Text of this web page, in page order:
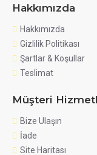
Hakkımızda
Hakkımızda
Gizlilik Politikası
Şartlar & Koşullar
Teslimat
Müşteri
Bize Ulaşın
İade
Site Haritası